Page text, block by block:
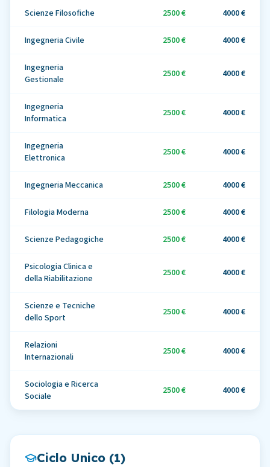
Scienze Filosofiche 2500 € 4000 €
Ingegneria Civile 2500 € 4000 €
Ingegneria
Gestionale
2500 € 4000 €
Ingegneria
Informatica
2500 € 4000 €
Ingegneria
Elettronica
2500 € 4000 €
Ingegneria Meccanica 2500 € 4000 €
Filologia Moderna 2500 € 4000 €
Scienze Pedagogiche 2500 € 4000 €
Psicologia Clinica e
della Riabilitazione
2500 € 4000 €
Scienze e Tecniche
dello Sport
2500 € 4000 €
Relazioni
Internazionali
2500 € 4000 €
Sociologia e Ricerca
Sociale
2500 € 4000 €
Ciclo Unico (1)